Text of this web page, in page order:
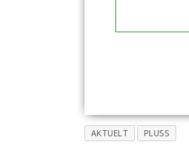
AKTUELT PLUSS